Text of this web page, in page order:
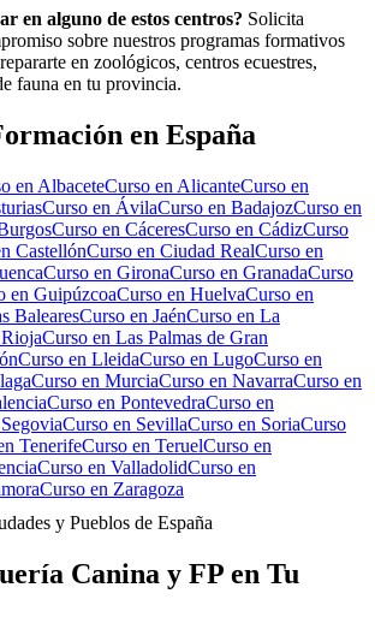
en alguno de estos centros? Solicita
sobre nuestros programas formativos
en zoológicos, centros ecuestres,
fauna en tu provincia.
en España
en AlbaceteCurso en AlicanteCurso en
Curso en ÁvilaCurso en BadajozCurso en
Curso en CáceresCurso en CádizCurso
CastellónCurso en Ciudad RealCurso en
Curso en GironaCurso en GranadaCurso
en GuipúzcoaCurso en HuelvaCurso en
BalearesCurso en JaénCurso en La
Curso en Las Palmas de Gran
Curso en LleidaCurso en LugoCurso en
Curso en MurciaCurso en NavarraCurso en
Curso en PontevedraCurso en
SegoviaCurso en SevillaCurso en SoriaCurso
TenerifeCurso en TeruelCurso en
Curso en ValladolidCurso en
Curso en Zaragoza
y Pueblos de España
Canina y FP en Tu